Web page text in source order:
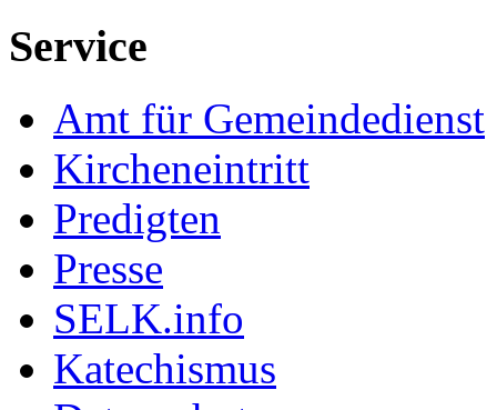
Service
Amt für Gemeindedienst
Kircheneintritt
Predigten
Presse
SELK.info
Katechismus